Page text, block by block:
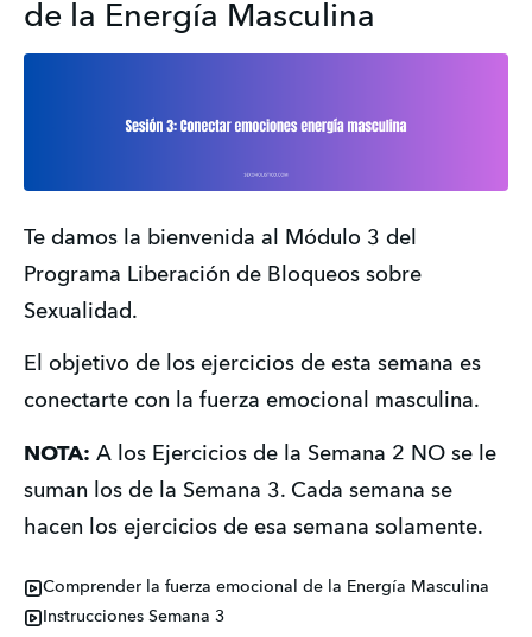
de la Energía Masculina
Te damos la bienvenida al Módulo 3 del
Programa Liberación de Bloqueos sobre
Sexualidad.
​El objetivo de los ejercicios de esta semana es
conectarte con la fuerza emocional masculina.
NOTA: A los Ejercicios de la Semana 2 NO se le
suman los de la Semana 3. Cada semana se
hacen los ejercicios de esa semana solamente.
Comprender la fuerza emocional de la Energía Masculina
Instrucciones Semana 3